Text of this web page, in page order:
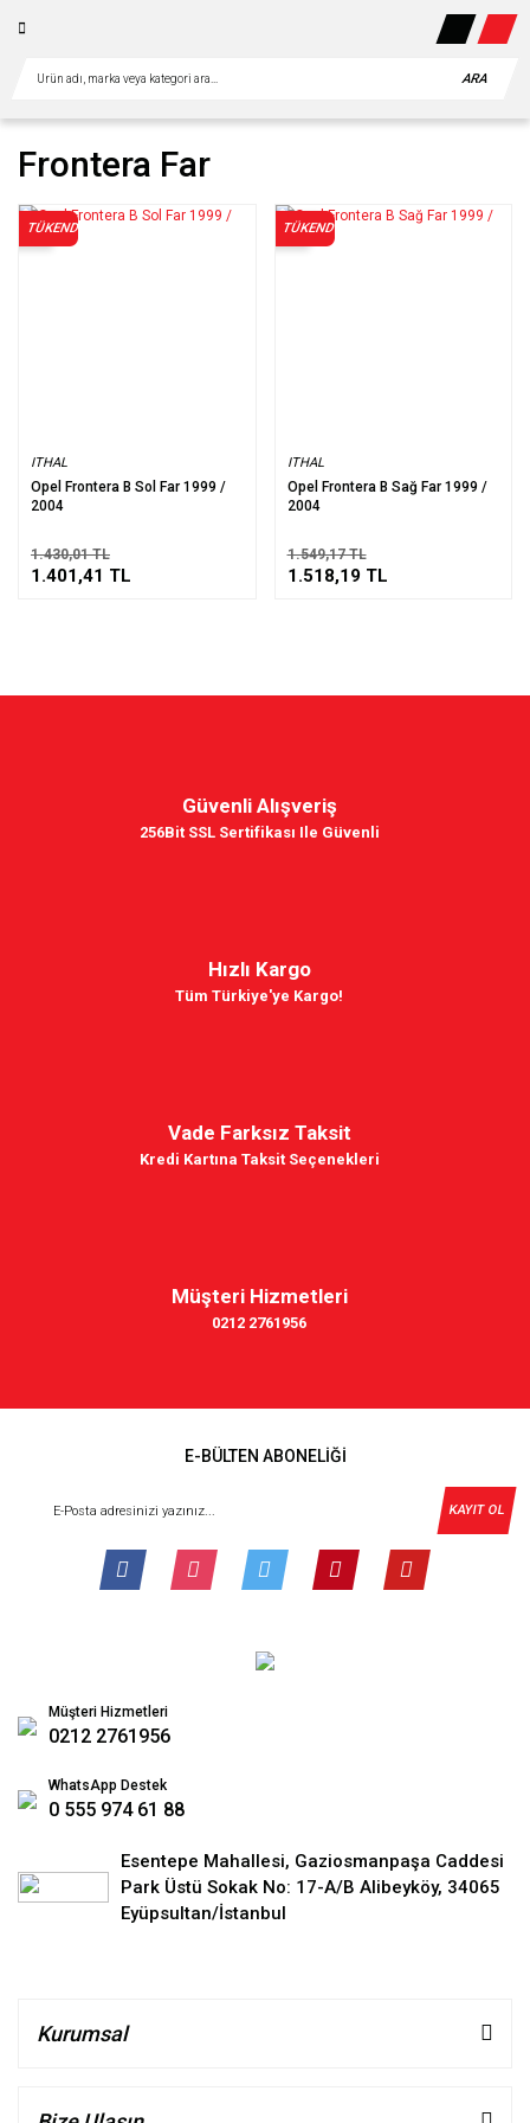
ARA
Frontera Far
TÜKENDİ
ITHAL
Opel Frontera B Sol Far 1999 /
2004
%2
1.430,01 TL
1.401,41 TL
TÜKENDİ
ITHAL
Opel Frontera B Sağ Far 1999 /
2004
%2
1.549,17 TL
1.518,19 TL
Güvenli Alışveriş
256Bit SSL Sertifikası Ile Güvenli
Hızlı Kargo
Tüm Türkiye'ye Kargo!
Vade Farksız Taksit
Kredi Kartına Taksit Seçenekleri
Müşteri Hizmetleri
0212 2761956
E-BÜLTEN ABONELİĞİ
KAYIT OL
Müşteri Hizmetleri
0212 2761956
WhatsApp Destek
0 555 974 61 88
Esentepe Mahallesi, Gaziosmanpaşa Caddesi
Park Üstü Sokak No: 17-A/B Alibeyköy, 34065
Eyüpsultan/İstanbul
Kurumsal